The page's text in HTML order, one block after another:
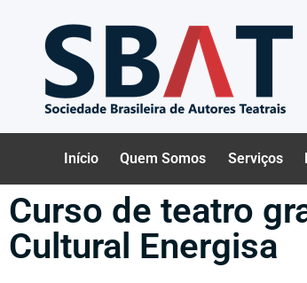
Início Quem Somos Serviços
Curso de teatro
Cultural Energisa